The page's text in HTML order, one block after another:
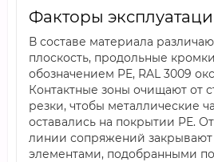
Факторы
В составе материала
плоскость, продольные
обозначением PE, RAL 3009
Контактные зоны очищают от
резки, чтобы металлические
оставались на покрытии PE.
линии сопряжений
элементами, подобранными